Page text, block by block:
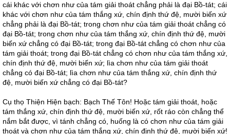
cái khác với chơn như của tám giải thoát chẳng phải là đại Bồ-tát; cái
khác với chơn như của tám thắng xứ, chín định thứ đệ, mười biến xứ
chẳng phải là đại Bồ-tát; trong chơn như của tám giải thoát chẳng có
đại Bồ-tát; trong chơn như của tám thắng xứ, chín định thứ đệ, mười
biến xứ chẳng có đại Bồ-tát; trong đại Bồ-tát chẳng có chơn như của
tám giải thoát; trong đại Bồ-tát chẳng có chơn như của tám thắng xứ,
chín định thứ đệ, mười biến xứ; lìa chơn như của tám giải thoát
chẳng có đại Bồ-tát; lìa chơn như của tám thắng xứ, chín định thứ
đệ, mười biến xứ chẳng có đại Bồ-tát?
Cụ thọ Thiện Hiện bạch: Bạch Thế Tôn! Hoặc tám giải thoát, hoặc
tám thắng xứ, chín định thứ đệ, mười biến xứ, rốt ráo còn chẳng thể
nắm bắt được, vì tánh chẳng có, huống là có chơn như của tám giải
thoát và chơn như của tám thắng xứ, chín định thứ đệ, mười biến xứ!